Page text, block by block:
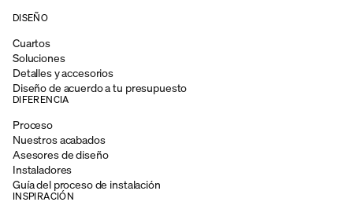
DISEÑO
Cuartos
Soluciones
Detalles y accesorios
Diseño de acuerdo a tu presupuesto
DIFERENCIA
Proceso
Nuestros acabados
Asesores de diseño
Instaladores
Guía del proceso de instalación
INSPIRACIÓN